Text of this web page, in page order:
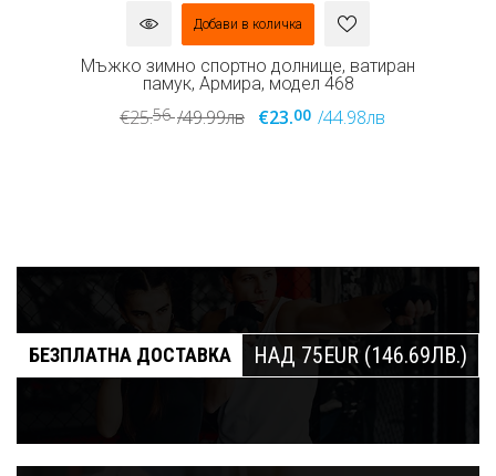
Добави в количка
Мъжко зимно спортно долнище, ватиран
памук, Армира, модел 468
€25.56 /49.99лв €23.00 /44.98лв
БЕЗПЛАТНА ДОСТАВКА НАД 75EUR (146.69ЛВ.)